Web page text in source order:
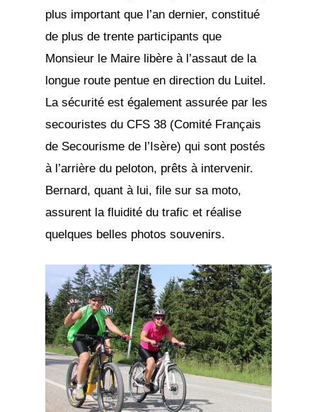
plus important que l’an dernier, constitué
de plus de trente participants que
Monsieur le Maire libère à l’assaut de la
longue route pentue en direction du Luitel.
La sécurité est également assurée par les
secouristes du CFS 38 (Comité Français
de Secourisme de l’Isère) qui sont postés
à l’arrière du peloton, prêts à intervenir.
Bernard, quant à lui, file sur sa moto,
assurent la fluidité du trafic et réalise
quelques belles photos souvenirs.